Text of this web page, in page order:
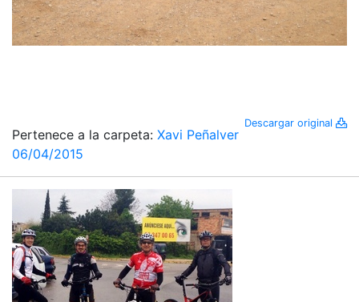
Descargar original
Pertenece a la carpeta: Xavi Peñalver
06/04/2015